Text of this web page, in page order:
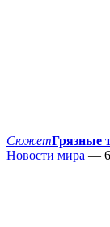
СюжетГрязные
Новости мира — 6